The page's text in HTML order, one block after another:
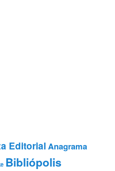
Editorial Anagrama
Bibliópolis